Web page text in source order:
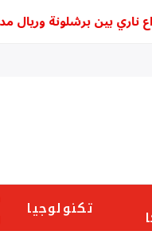
بين برشلونة وريال مدريد
تكنولوجيا